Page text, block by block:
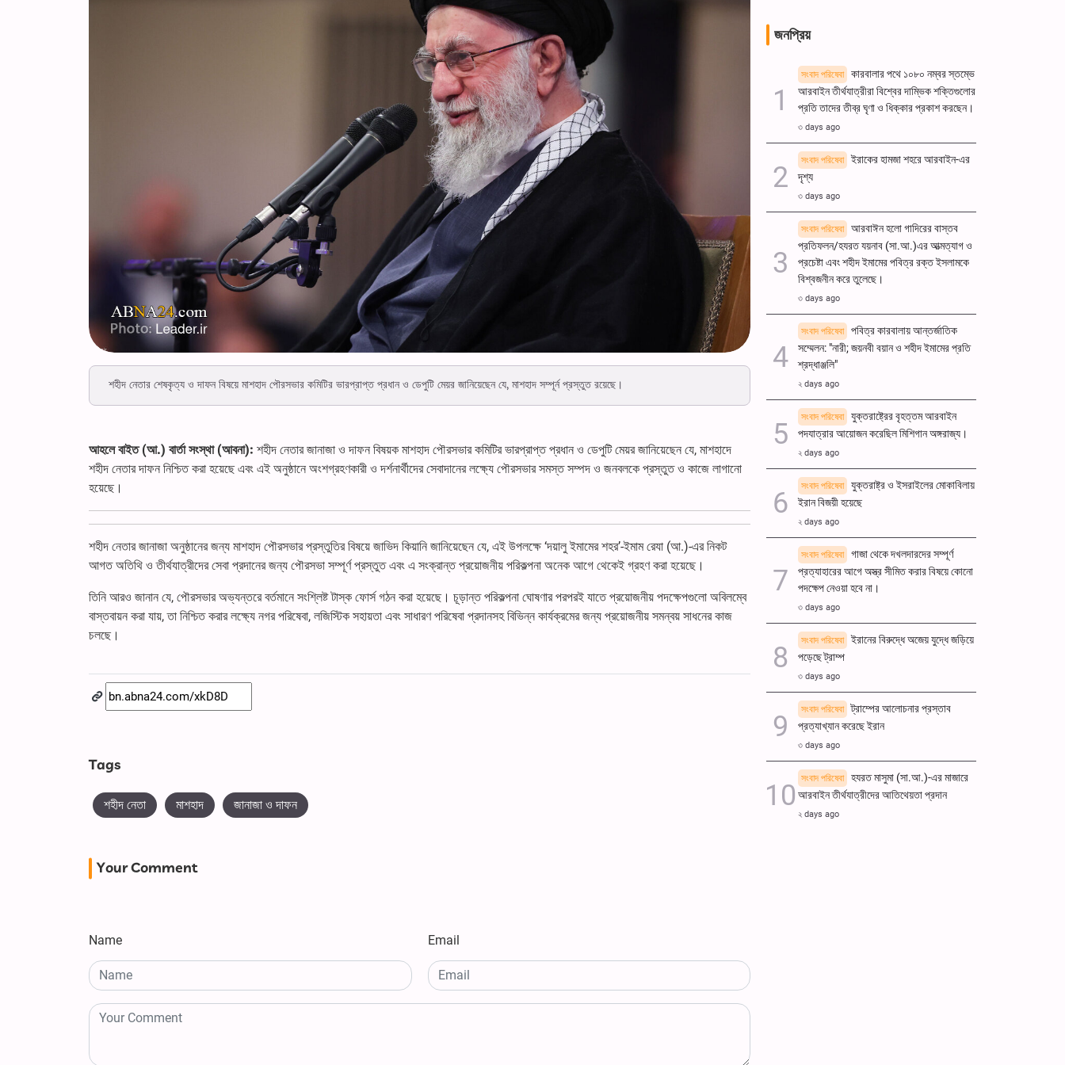
শহীদ নেতার শেষকৃত্য ও দাফন বিষয়ে মাশহাদ পৌরসভার কমিটির ভারপ্রাপ্ত প্রধান ও ডেপুটি মেয়র জানিয়েছেন যে, মাশহাদ সম্পূর্ন প্রস্তুত রয়েছে।
আহলে বাইত (আ.) বার্তা সংস্থা (আবনা): শহীদ নেতার জানাজা ও দাফন বিষয়ক মাশহাদ পৌরসভার কমিটির ভারপ্রাপ্ত প্রধান ও ডেপুটি মেয়র জানিয়েছেন যে, মাশহাদে
শহীদ নেতার দাফন নিশ্চিত করা হয়েছে এবং এই অনুষ্ঠানে অংশগ্রহণকারী ও দর্শনার্থীদের সেবাদানের লক্ষ্যে পৌরসভার সমস্ত সম্পদ ও জনবলকে প্রস্তুত ও কাজে লাগানো
হয়েছে।
শহীদ নেতার জানাজা অনুষ্ঠানের জন্য মাশহাদ পৌরসভার প্রস্তুতির বিষয়ে জাভিদ কিয়ানি জানিয়েছেন যে, এই উপলক্ষে ‘দয়ালু ইমামের শহর’-ইমাম রেযা (আ.)-এর নিকট
আগত অতিথি ও তীর্থযাত্রীদের সেবা প্রদানের জন্য পৌরসভা সম্পূর্ণ প্রস্তুত এবং এ সংক্রান্ত প্রয়োজনীয় পরিকল্পনা অনেক আগে থেকেই গ্রহণ করা হয়েছে।
তিনি আরও জানান যে, পৌরসভার অভ্যন্তরে বর্তমানে সংশ্লিষ্ট টাস্ক ফোর্স গঠন করা হয়েছে। চূড়ান্ত পরিকল্পনা ঘোষণার পরপরই যাতে প্রয়োজনীয় পদক্ষেপগুলো অবিলম্বে
বাস্তবায়ন করা যায়, তা নিশ্চিত করার লক্ষ্যে নগর পরিষেবা, লজিস্টিক সহায়তা এবং সাধারণ পরিষেবা প্রদানসহ বিভিন্ন কার্যক্রমের জন্য প্রয়োজনীয় সমন্বয় সাধনের কাজ
চলছে।
Tags
শহীদ নেতা মাশহাদ জানাজা ও দাফন
Your Comment
Name Email
জনপ্রিয়
সংবাদ পরিষেবা
কারবালার পথে ১০৮০ নম্বর স্তম্ভে
আরবাইন তীর্থযাত্রীরা বিশ্বের দাম্ভিক শক্তিগুলোর
প্রতি তাদের তীব্র ঘৃণা ও ধিক্কার প্রকাশ করছেন।
৩ days ago
সংবাদ পরিষেবা
ইরাকের হামজা শহরে আরবাইন-এর
দৃশ্য
৩ days ago
সংবাদ পরিষেবা
আরবাঈন হলো গাদিরের বাস্তব
প্রতিফলন/হযরত যয়নাব (সা.আ.)এর আত্মত্যাগ ও
প্রচেষ্টা এবং শহীদ ইমামের পবিত্র রক্ত ​​ইসলামকে
বিশ্বজনীন করে তুলেছে।
৩ days ago
সংবাদ পরিষেবা
পবিত্র কারবালায় আন্তর্জাতিক
সম্মেলন: "নারী; জয়নবী বয়ান ও শহীদ ইমামের প্রতি
শ্রদ্ধাঞ্জলি"
২ days ago
সংবাদ পরিষেবা
যুক্তরাষ্ট্রের বৃহত্তম আরবাইন
পদযাত্রার আয়োজন করেছিল মিশিগান অঙ্গরাজ্য।
২ days ago
সংবাদ পরিষেবা
যুক্তরাষ্ট্র ও ইসরাইলের মোকাবিলায়
ইরান বিজয়ী হয়েছে
২ days ago
সংবাদ পরিষেবা
গাজা থেকে দখলদারদের সম্পূর্ণ
প্রত্যাহারের আগে অস্ত্র সীমিত করার বিষয়ে কোনো
পদক্ষেপ নেওয়া হবে না।
৩ days ago
সংবাদ পরিষেবা
ইরানের বিরুদ্ধে অজেয় যুদ্ধে জড়িয়ে
পড়েছে ট্রাম্প
৩ days ago
সংবাদ পরিষেবা
ট্রাম্পের আলোচনার প্রস্তাব
প্রত্যাখ্যান করেছে ইরান
৩ days ago
সংবাদ পরিষেবা
হযরত মাসুমা (সা.আ.)-এর মাজারে
আরবাইন তীর্থযাত্রীদের আতিথেয়তা প্রদান
২ days ago